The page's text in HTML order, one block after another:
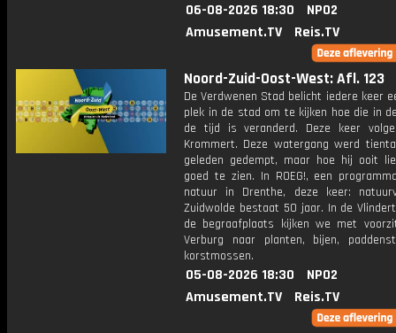
06-08-2026 18:30
NPO2
Amusement.TV
Reis.TV
Noord-Zuid-Oost-West: Afl. 123
De Verdwenen Stad belicht iedere keer
plek in de stad om te kijken hoe die in
de tijd is veranderd. Deze keer
Krommert. Deze watergang werd
geleden gedempt, maar hoe hij ooit
goed te zien. In ROEG!, een
natuur in Drenthe, deze keer:
Zuidwolde bestaat 50 jaar. In de
de begraafplaats kijken we met
Verburg naar planten, bijen,
korstmossen.
05-08-2026 18:30
NPO2
Amusement.TV
Reis.TV